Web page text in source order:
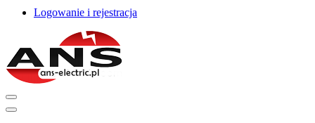
Logowanie i rejestracja